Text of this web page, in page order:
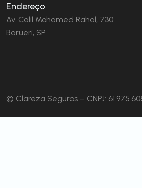
Endereço
Av. Calil Mohamed Rahal, 730
Barueri, SP
© Clareza Seguros – CNPJ: